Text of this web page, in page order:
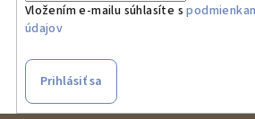
Vložením e-mailu súhlasíte s
údajov
Prihlásiť sa